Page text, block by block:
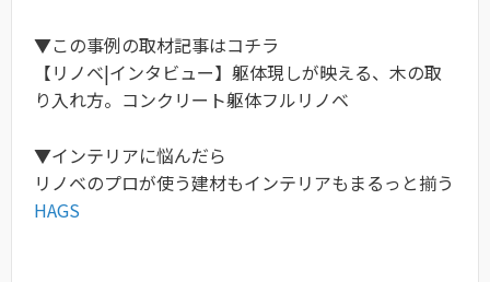
▼この事例の取材記事はコチラ
【リノベ|インタビュー】躯体現しが映える、木の取
り入れ方。コンクリート躯体フルリノベ
▼インテリアに悩んだら
リノベのプロが使う建材もインテリアもまるっと揃う
HAGS